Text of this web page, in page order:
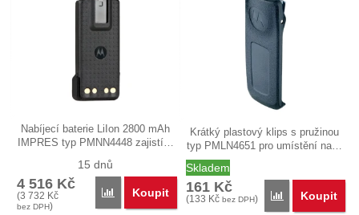
Nabíjecí baterie LiIon 2800 mAh
IMPRES typ PMNN4448 zajistí…
15 dnů
4 516 Kč
(3 732 Kč
bez DPH)
Porovnat
Koupit
Krátký plastový klips s pružinou
typ PMLN4651 pro umístění na…
Skladem
161 Kč
(133 Kč bez DPH) Porovnat
Koupit